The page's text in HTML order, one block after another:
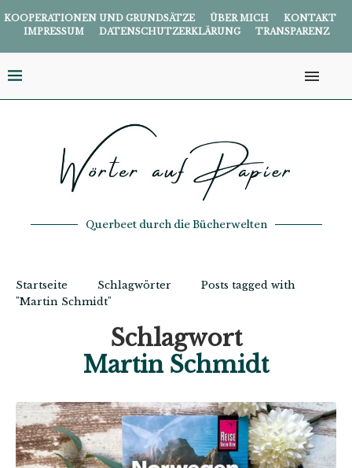
KOOPERATIONEN UND GRUNDSÄTZE ÜBER MICH
KONTAKT
IMPRESSUM
DATENSCHUTZERKLÄRUNG TRANSPARENZ
Querbeet durch die Bücherwelten
Startseite Schlagwörter
Posts tagged with
"Martin Schmidt"
Schlagwort
Martin Schmidt